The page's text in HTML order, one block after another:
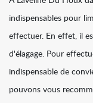
indispensables pour
effectuer. En effet, il
d'élagage. Pour
indispensable de
pouvons vous